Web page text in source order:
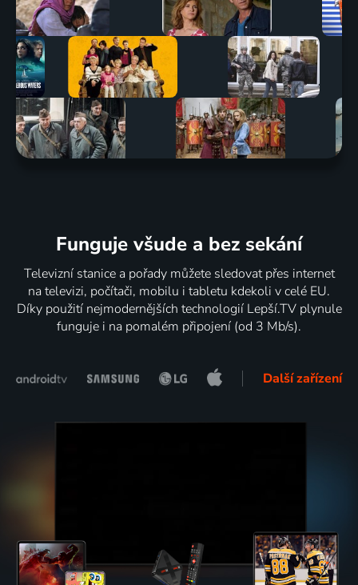
Funguje všude a bez sekání
Televizní stanice a pořady můžete sledovat přes internet
na televizi, počítači, mobilu i tabletu kdekoli v celé EU.
Díky použití nejmodernějších technologií Lepší.TV plynule
funguje i na pomalém připojení (od 3 Mb/s).
Další zařízení